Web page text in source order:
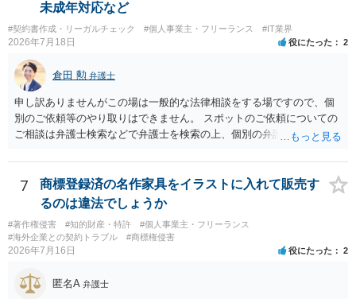
未成年対応など
#契約書作成・リーガルチェック #個人事業主・フリーランス #IT業界
2026年7月18日 役にたった 2
倉田 勲 弁護士
申し訳ありませんがこの場は一般的な法律相談をする場ですので、個
別のご依頼等のやり取りはできません。 スポットのご依頼についての
ご相談は弁護士検索などで弁護士を検索の上、個別の弁護士にご連絡
7
商標登録済の名作家具をイラストに入れて販売す
るのは違法でしょうか
#著作権侵害 #知的財産・特許
#個人事業主・フリーランス
#海外企業との契約トラブル
#商標権侵害
2026年7月16日 役にたった 2
匿名A 弁護士